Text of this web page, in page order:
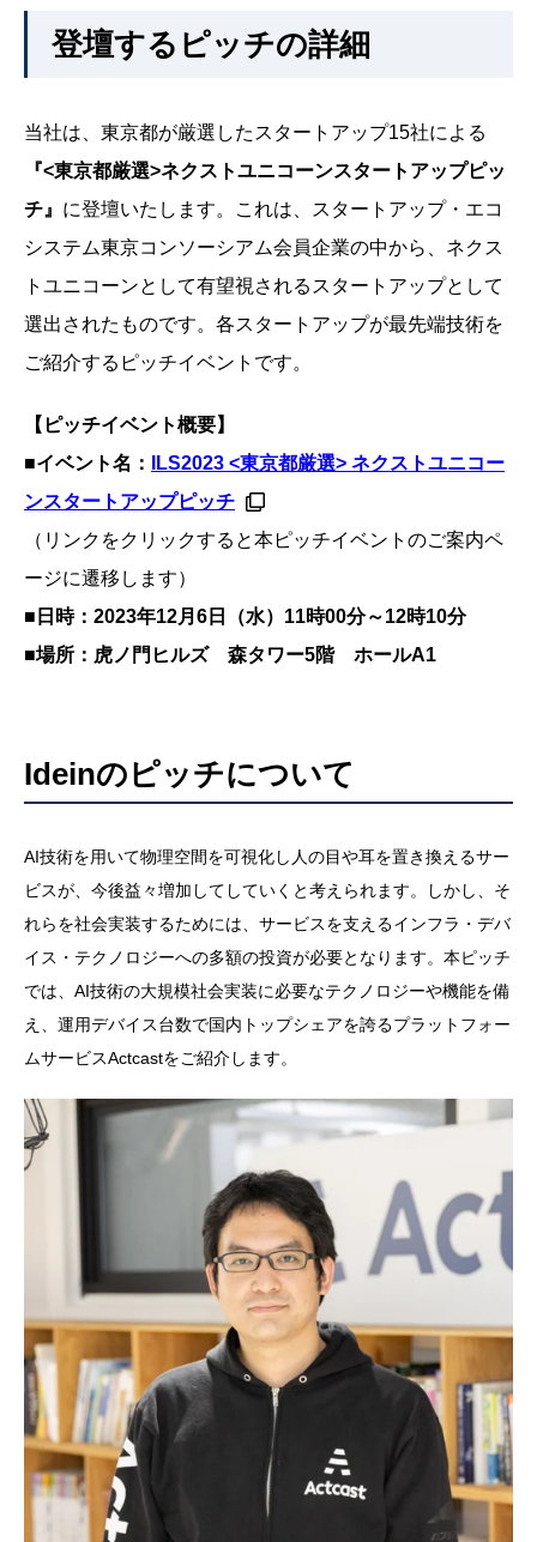
登壇するピッチの詳細
当社は、東京都が厳選したスタートアップ15社による
『<東京都厳選>ネクストユニコーンスタートアップピッ
チ』 に登壇いたします。これは、スタートアップ・エコ
システム東京コンソーシアム会員企業の中から、ネクス
トユニコーンとして有望視されるスタートアップとして
選出されたものです。各スタートアップが最先端技術を
ご紹介するピッチイベントです。
【ピッチイベント概要】
■イベント名：
ILS2023 <東京都厳選> ネクストユニコー
ンスタートアップピッチ
（リンクをクリックすると本ピッチイベントのご案内ペ
ージに遷移します）
■日時：2023年12月6日（水）11時00分～12時10分
■場所：虎ノ門ヒルズ 森タワー5階 ホールA1
Ideinのピッチについて
AI技術を用いて物理空間を可視化し人の目や耳を置き換えるサー
ビスが、今後益々増加してしていくと考えられます。しかし、そ
れらを社会実装するためには、サービスを支えるインフラ・デバ
イス・テクノロジーへの多額の投資が必要となります。本ピッチ
では、AI技術の大規模社会実装に必要なテクノロジーや機能を備
え、運用デバイス台数で国内トップシェアを誇るプラットフォー
ムサービスActcastをご紹介します。